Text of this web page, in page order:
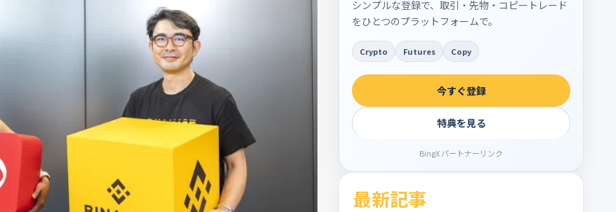
シンプルな登録で、取引・先物・コピートレード
をひとつのプラットフォームで。
Crypto Futures Copy
今すぐ登録
特典を見る
BingX パートナーリンク
最新記事